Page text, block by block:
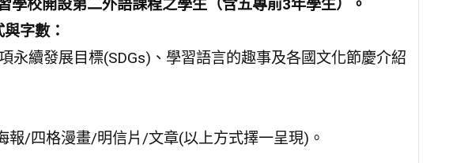
學校開設第二外語課程之學生（含五專前3年學生）。
字數：
永續發展目標(SDGs)、學習語言的趣事及各國文化節慶介紹
報/四格漫畫/明信片/文章(以上方式擇一呈現)。